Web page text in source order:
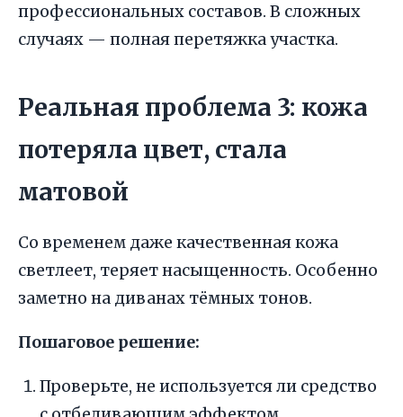
профессиональных составов. В сложных
случаях — полная перетяжка участка.
Реальная проблема 3: кожа
потеряла цвет, стала
матовой
Со временем даже качественная кожа
светлеет, теряет насыщенность. Особенно
заметно на диванах тёмных тонов.
Пошаговое решение:
Проверьте, не используется ли средство